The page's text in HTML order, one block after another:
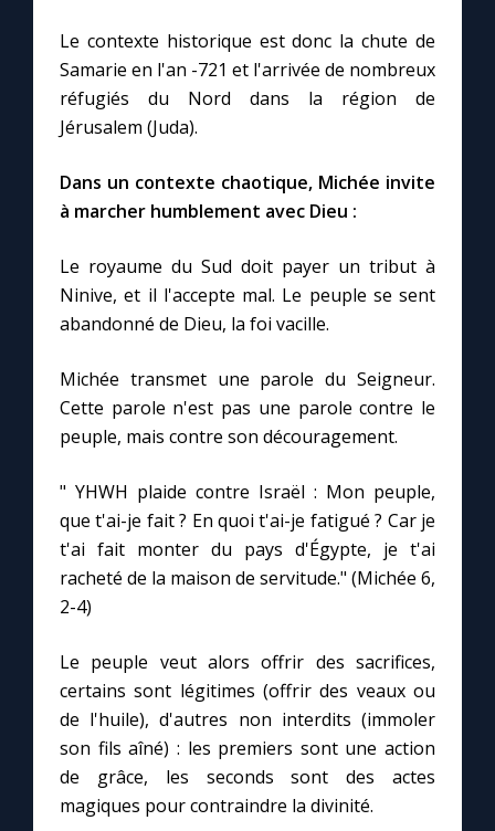
Les premiers samedis du mois
Marie qui défait les nœuds
Me consacrer à Jésus par Marie
Mes intentions de prière
Une Minute avec Marie
Une neuvaine
1000 Raisons de Croire
Chapelet pour le monde
Faire un don
Marie de Nazareth
Le contexte historique est donc la chute de
Samarie en l'an -721 et l'arrivée de nombreux
réfugiés du Nord dans la région de
Jérusalem (Juda).
Dans un contexte chaotique, Michée invite
à marcher humblement avec Dieu :
Le royaume du Sud doit payer un tribut à
Ninive, et il l'accepte mal. Le peuple se sent
abandonné de Dieu, la foi vacille.
Michée transmet une parole du Seigneur.
Cette parole n'est pas une parole contre le
peuple, mais contre son découragement.
" YHWH plaide contre Israël : Mon peuple,
que t'ai-je fait ? En quoi t'ai-je fatigué ? Car je
t'ai fait monter du pays d'Égypte, je t'ai
racheté de la maison de servitude." (Michée 6,
2-4)
Le peuple veut alors offrir des sacrifices,
certains sont légitimes (offrir des veaux ou
de l'huile), d'autres non interdits (immoler
son fils aîné) : les premiers sont une action
de grâce, les seconds sont des actes
magiques pour contraindre la divinité.